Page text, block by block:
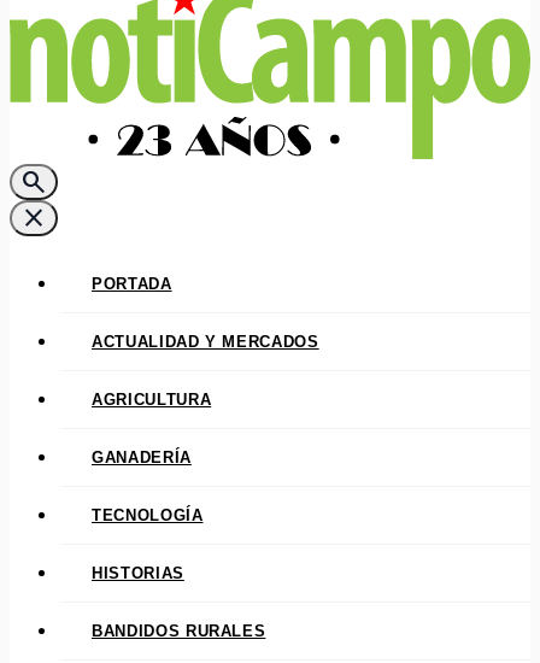
search
close
PORTADA
ACTUALIDAD Y MERCADOS
AGRICULTURA
GANADERÍA
TECNOLOGÍA
HISTORIAS
BANDIDOS RURALES